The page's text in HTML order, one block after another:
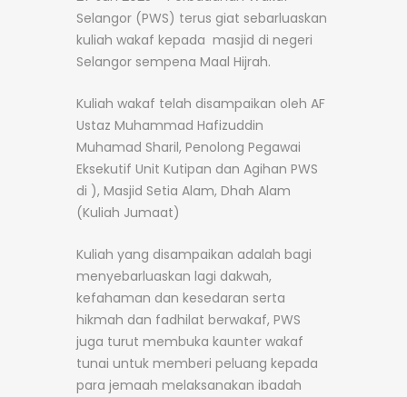
Selangor (PWS) terus giat sebarluaskan
kuliah wakaf kepada masjid di negeri
Selangor sempena Maal Hijrah.
Kuliah wakaf telah disampaikan oleh AF
Ustaz Muhammad Hafizuddin
Muhamad Sharil, Penolong Pegawai
Eksekutif Unit Kutipan dan Agihan PWS
di ), Masjid Setia Alam, Dhah Alam
(Kuliah Jumaat)
Kuliah yang disampaikan adalah bagi
menyebarluaskan lagi dakwah,
kefahaman dan kesedaran serta
hikmah dan fadhilat berwakaf, PWS
juga turut membuka kaunter wakaf
tunai untuk memberi peluang kepada
para jemaah melaksanakan ibadah